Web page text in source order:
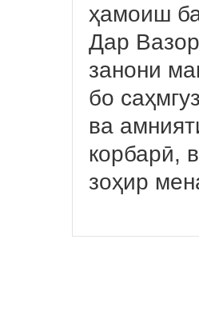
ҳамоиш
Дар
занони
бо
ва
корбарӣ,
зоҳир